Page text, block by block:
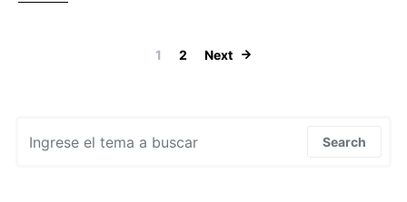
Navegación
1 2 Next
Search